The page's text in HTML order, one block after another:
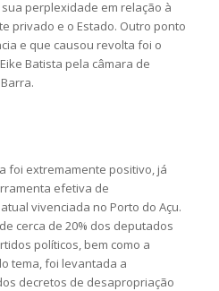
perplexidade em relação à
privado e o Estado. Outro ponto
e que causou revolta foi o
Batista pela câmara de
foi extremamente positivo, já
efetiva de
vivenciada no Porto do Açu.
cerca de 20% dos deputados
políticos, bem como a
tema, foi levantada a
decretos de desapropriação